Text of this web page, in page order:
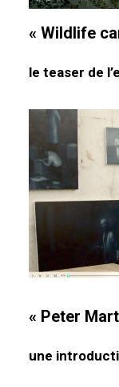
« Wildlife
le teaser de
« Peter
une